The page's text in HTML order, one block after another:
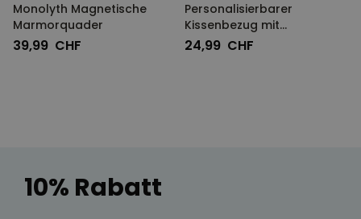
Monolyth Magnetische
Marmorquader
39,99 CHF
Personalisierbarer
Kissenbezug mit
Monogramm
24,99 CHF
10% Rabatt